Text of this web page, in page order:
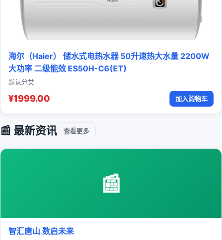
海尔（Haier） 储水式电热水器 50升速热大水量 2200W
大功率 二级能效 ES50H-C6(ET)
默认分类
¥1999.00 加入购物车
📰 最新资讯 查看更多
📰
智汇唐山 数启未来